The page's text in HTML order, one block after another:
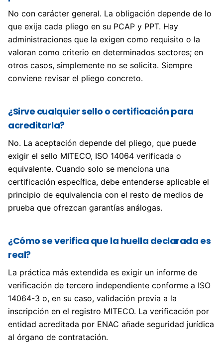
No con carácter general. La obligación depende de lo
que exija cada pliego en su PCAP y PPT. Hay
administraciones que la exigen como requisito o la
valoran como criterio en determinados sectores; en
otros casos, simplemente no se solicita. Siempre
conviene revisar el pliego concreto.
¿Sirve cualquier sello o certificación para
acreditarla?
No. La aceptación depende del pliego, que puede
exigir el sello MITECO, ISO 14064 verificada o
equivalente. Cuando solo se menciona una
certificación específica, debe entenderse aplicable el
principio de equivalencia con el resto de medios de
prueba que ofrezcan garantías análogas.
¿Cómo se verifica que la huella declarada es
real?
La práctica más extendida es exigir un informe de
verificación de tercero independiente conforme a ISO
14064-3 o, en su caso, validación previa a la
inscripción en el registro MITECO. La verificación por
entidad acreditada por ENAC añade seguridad jurídica
al órgano de contratación.